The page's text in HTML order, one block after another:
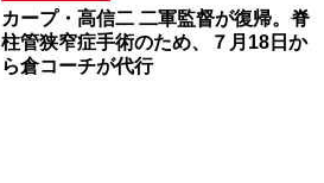
カープ・高信二 二軍監督が復帰。脊
柱管狭窄症手術のため、７月18日か
ら倉コーチが代行